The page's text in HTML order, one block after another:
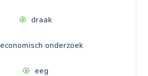
draak
economisch onderzoek
eeg